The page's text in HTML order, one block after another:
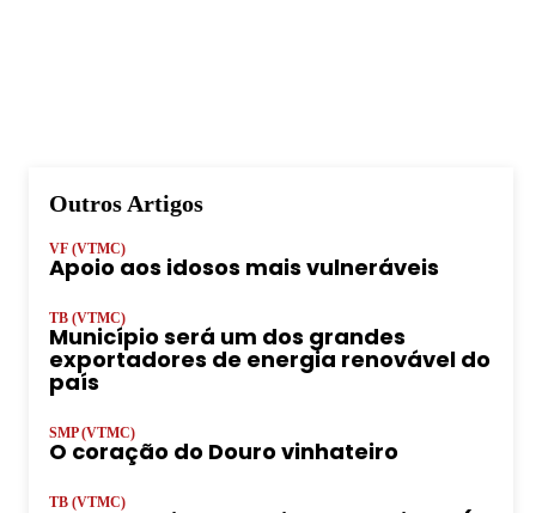
Outros Artigos
VF (VTMC)
Apoio aos idosos mais vulneráveis
TB (VTMC)
Município será um dos grandes
exportadores de energia renovável do
país
SMP (VTMC)
O coração do Douro vinhateiro
TB (VTMC)